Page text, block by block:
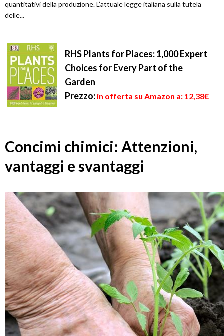
quantitativi della produzione. L’attuale legge italiana sulla tutela
delle...
RHS Plants for Places: 1,000 Expert
Choices for Every Part of the
Garden
Prezzo: in offerta su Amazon a: 12,38€
Concimi chimici: Attenzioni,
vantaggi e svantaggi